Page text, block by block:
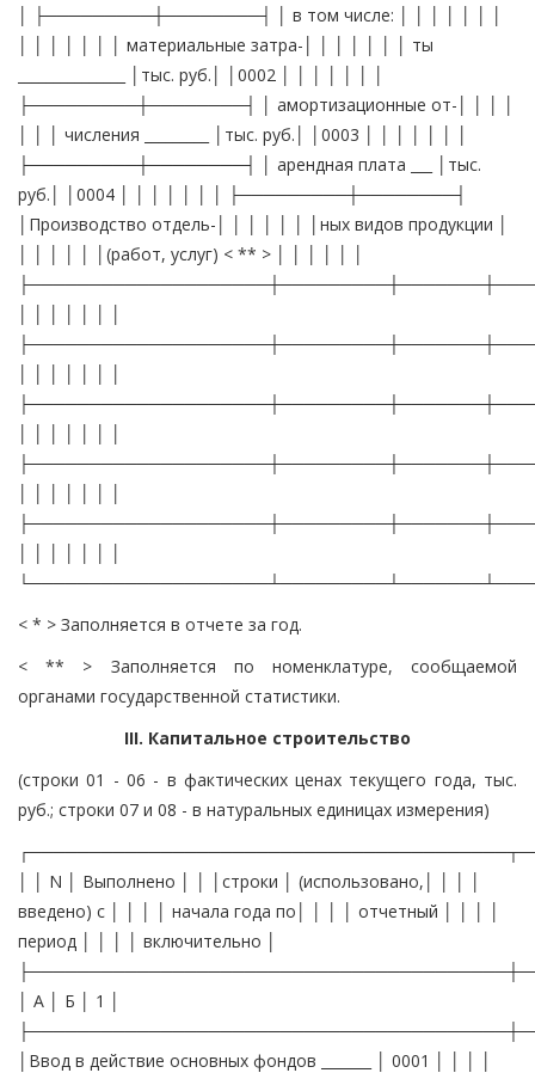
│ ├─────────┼────────┤ │ в том числе: │ │ │ │ │ │ │
│ │ │ │ │ │ │ материальные затра-│ │ │ │ │ │ │ ты
_______________ │тыс. руб.│ │0002 │ │ │ │ │ │ │
├─────────┼────────┤ │ амортизационные от-│ │ │ │
│ │ │ числения _________ │тыс. руб.│ │0003 │ │ │ │ │ │ │
├─────────┼────────┤ │ арендная плата ___ │тыс.
руб.│ │0004 │ │ │ │ │ │ │ ├─────────┼────────┤
│Производство отдель-│ │ │ │ │ │ │ных видов продукции │
│ │ │ │ │ │(работ, услуг) < ** > │ │ │ │ │ │
< * > Заполняется в отчете за год.
< ** > Заполняется по номенклатуре, сообщаемой
органами государственной статистики.
III. Капитальное строительство
(строки 01 - 06 - в фактических ценах текущего года, тыс.
руб.; строки 07 и 08 - в натуральных единицах измерения)
│ │ N │ Выполнено │ │ │строки │ (использовано,│ │ │ │
введено) с │ │ │ │ начала года по│ │ │ │ отчетный │ │ │ │
период │ │ │ │ включительно │
│ А │ Б │ 1 │
│Ввод в действие основных фондов _______ │ 0001 │ │ │ │